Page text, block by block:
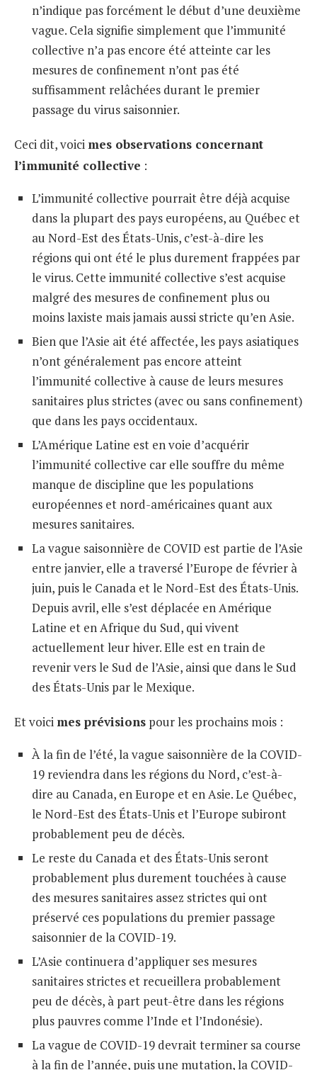
n’indique pas forcément le début d’une deuxième
vague. Cela signifie simplement que l’immunité
collective n’a pas encore été atteinte car les
mesures de confinement n’ont pas été
suffisamment relâchées durant le premier
passage du virus saisonnier.
Ceci dit, voici mes observations concernant
l’immunité collective :
L’immunité collective pourrait être déjà acquise
dans la plupart des pays européens, au Québec et
au Nord-Est des États-Unis, c’est-à-dire les
régions qui ont été le plus durement frappées par
le virus. Cette immunité collective s’est acquise
malgré des mesures de confinement plus ou
moins laxiste mais jamais aussi stricte qu’en Asie.
Bien que l’Asie ait été affectée, les pays asiatiques
n’ont généralement pas encore atteint
l’immunité collective à cause de leurs mesures
sanitaires plus strictes (avec ou sans confinement)
que dans les pays occidentaux.
L’Amérique Latine est en voie d’acquérir
l’immunité collective car elle souffre du même
manque de discipline que les populations
européennes et nord-américaines quant aux
mesures sanitaires.
La vague saisonnière de COVID est partie de l’Asie
entre janvier, elle a traversé l’Europe de février à
juin, puis le Canada et le Nord-Est des États-Unis.
Depuis avril, elle s’est déplacée en Amérique
Latine et en Afrique du Sud, qui vivent
actuellement leur hiver. Elle est en train de
revenir vers le Sud de l’Asie, ainsi que dans le Sud
des États-Unis par le Mexique.
Et voici mes prévisions pour les prochains mois :
À la fin de l’été, la vague saisonnière de la COVID-
19 reviendra dans les régions du Nord, c’est-à-
dire au Canada, en Europe et en Asie. Le Québec,
le Nord-Est des États-Unis et l’Europe subiront
probablement peu de décès.
Le reste du Canada et des États-Unis seront
probablement plus durement touchées à cause
des mesures sanitaires assez strictes qui ont
préservé ces populations du premier passage
saisonnier de la COVID-19.
L’Asie continuera d’appliquer ses mesures
sanitaires strictes et recueillera probablement
peu de décès, à part peut-être dans les régions
plus pauvres comme l’Inde et l’Indonésie).
La vague de COVID-19 devrait terminer sa course
à la fin de l’année, puis une mutation, la COVID-